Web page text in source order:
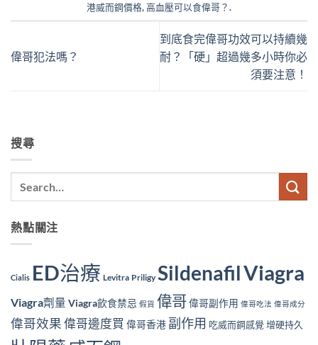
港威而鋼價格,高血壓可以食偉哥？.
偉哥犯法嗎？
到底食完偉哥功效可以持續幾
耐？「硬」超過幾多小時你必
須要注意！
搜尋
熱點關注
Cialis ED治療 Levitra Priligy SildenafilViagra
Viagra劑量 Viagra飲食禁忌 假貨 偉哥偉哥副作用 偉哥吃法 偉哥成分
偉哥效果偉哥邊度買 偉哥香港 副作用 吃威而鋼感覺 增硬持久